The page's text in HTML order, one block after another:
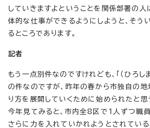
していきますよということを関係部署の人
体的な仕事ができるようにしようと、そう
るところであります。
記者
もう一点別件なのですけれども、「（ひろしま
の件なのですが、昨年の春から市独自の地
り方を展開していくために始められたと思
今年見てみると、市内全8区で1人ずつ職
さらに力を入れていかれようとされている